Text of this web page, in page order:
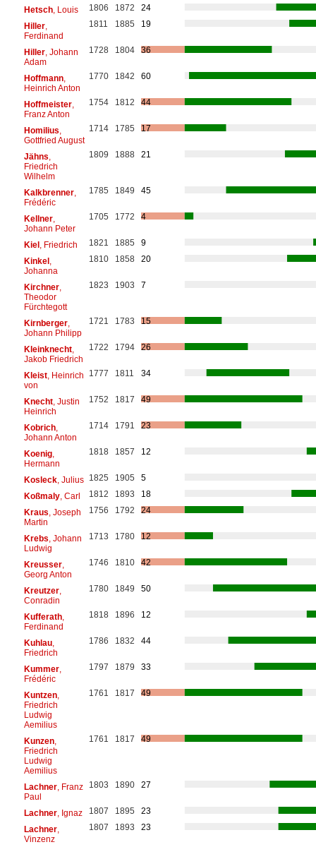
Hetsch, Louis 1806 1872
24
Hiller,
Ferdinand
1811 1885 19
Hiller, Johann
Adam
1728 1804 36
Hoffmann,
Heinrich Anton
1770 1842 60
Hoffmeister,
Franz Anton
1754 1812 44
Homilius
Gottfried August
1714 1785 17
Jähns
Friedrich
Wilhelm
1809 1888 21
Kalkbrenner,
Frédéric
1785 1849 45
Kellner,
Johann Peter
1705 1772 4
Kiel, Friedrich 1821 1885
9
Kinkel,
Johanna
1810 1858 20
Kirchner,
Theodor
Fürchtegott
1823 1903 7
Kirnberger,
Johann Philipp
1721 1783 15
Kleinknecht,
Jakob Friedrich
1722 1794 26
Kleist, Heinrich
von
1777 1811 34
Knecht, Justin
Heinrich
1752 1817 49
Kobrich,
Johann Anton
1714 1791 23
Koenig,
Hermann
1818 1857 12
Kosleck, Julius 1825 1905
5
Koßmaly, Carl 1812 1893
18
Kraus , Joseph
Martin
1756 1792 24
Krebs , Johann
Ludwig
1713 1780 12
Kreusser,
Georg Anton
1746 1810 42
Kreutzer,
Conradin
1780 1849 50
Kufferath,
Ferdinand
1818 1896 12
Kuhlau,
Friedrich
1786 1832 44
Kummer,
Frédéric
1797 1879 33
Kuntzen,
Friedrich
Ludwig
Aemilius
1761 1817 49
Kunzen,
Friedrich
Ludwig
Aemilius
1761 1817 49
Lachner, Franz
Paul
1803 1890 27
Lachner, Ignaz 1807 1895
23
Lachner,
Vinzenz
1807 1893 23